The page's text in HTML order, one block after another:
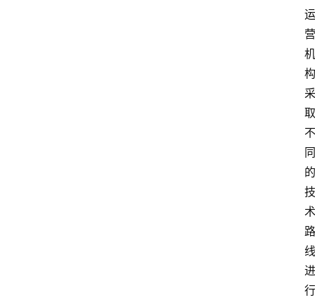
运
营
机
构
采
取
不
同
的
技
术
路
线
进
行